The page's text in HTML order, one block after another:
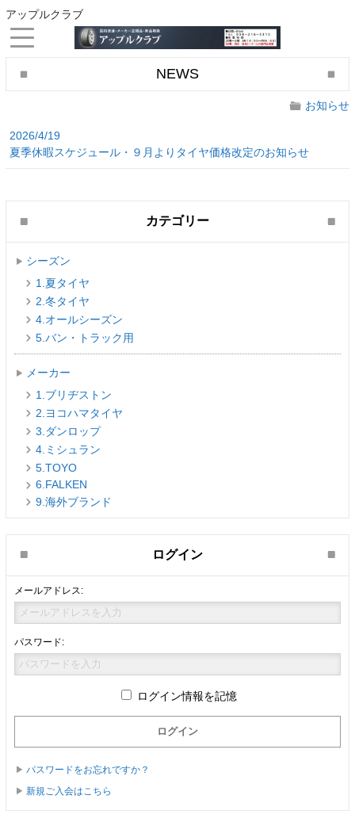
アップルクラブ
NEWS
お知らせ
2026/4/19
夏季休暇スケジュール・９月よりタイヤ価格改定のお知らせ
カテゴリー
シーズン
1.夏タイヤ
2.冬タイヤ
4.オールシーズン
5.バン・トラック用
メーカー
1.ブリヂストン
2.ヨコハマタイヤ
3.ダンロップ
4.ミシュラン
5.TOYO
6.FALKEN
9.海外ブランド
ログイン
メールアドレス:
パスワード:
ログイン情報を記憶
パスワードをお忘れですか？
新規ご入会はこちら